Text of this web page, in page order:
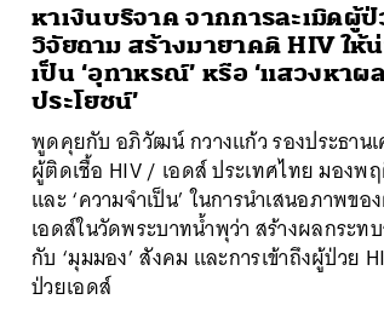
หาเงินบริจาค จากการละเมิดผู้
วิจัยถาม สร้างมายาคติ HIV ให้
เป็น ‘อุทาหรณ์’ หรือ ‘แสวงหาผ
ประโยชน์’
พูดคุยกับ อภิวัฒน์ กวางแก้ว รองประธาน
ผู้ติดเชื้อ HIV / เอดส์ ประเทศไทย มองพ
และ ‘ความจำเป็น’ ในการนำเสนอภาพขอ
เอดส์ในวัดพระบาทน้ำพุว่า สร้างผลกระท
กับ ‘มุมมอง’ สังคม และการเข้าถึงผู้ป่วย
ป่วยเอดส์